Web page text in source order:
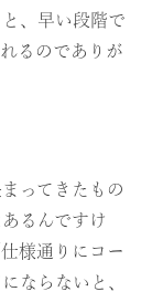
、早い段階で
るのでありが
ってきたもの
るんですけ
様通りにコー
ならないと、